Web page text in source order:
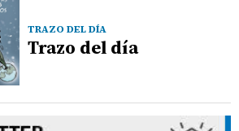
TRAZO DEL DÍA
Trazo del día